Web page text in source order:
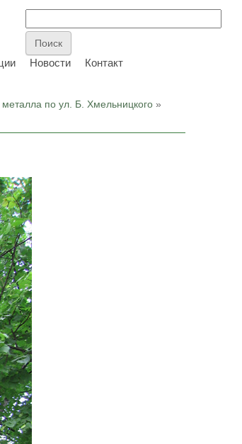
Новости Контакт
металла по ул. Б. Хмельницкого »